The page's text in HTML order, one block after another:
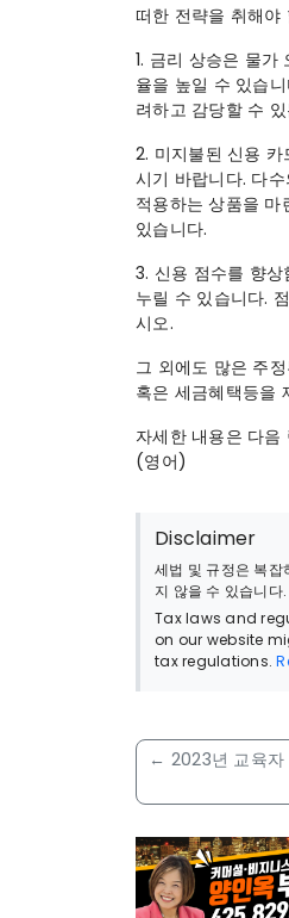
떠한 전략을 취해야
1. 금리 상승은 물
율을 높일 수 있습
려하고 감당할 수
2. 미지불된 신용
시기 바랍니다. 다
적용하는 상품을 마
있습니다.
3. 신용 점수를 향
누릴 수 있습니다.
시오.
그 외에도 많은 주
혹은 세금혜택등을
자세한 내용은
(영어)
Disclaimer
세법 및 규정은 복잡
지 않을 수 있습니다
Tax laws and
on our website
tax regulations.
← 2023년 교육자